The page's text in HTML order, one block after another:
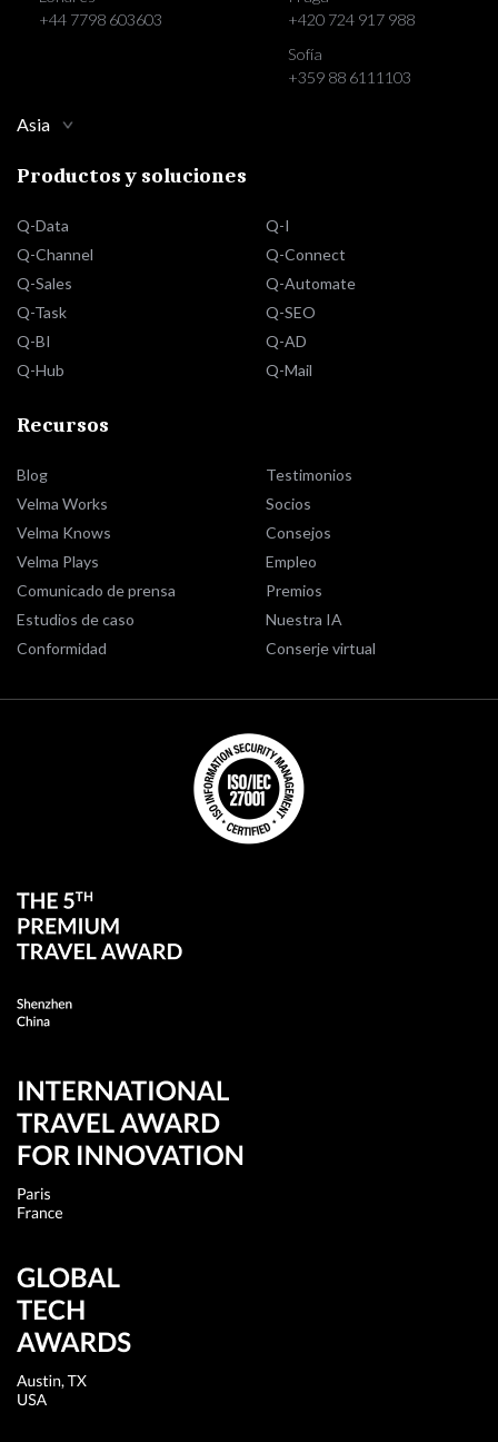
+44 7798 603603
+420 724 917 988
Sofía
+359 88 6111103
Asia
Productos y soluciones
Q-Data
Q-Channel
Q-Sales
Q-Task
Q-BI
Q-Hub
Q-I
Q-Connect
Q-Automate
Q-SEO
Q-AD
Q-Mail
Recursos
Blog
Velma Works
Velma Knows
Velma Plays
Comunicado de prensa
Estudios de caso
Conformidad
Testimonios
Socios
Consejos
Empleo
Premios
Nuestra IA
Conserje virtual